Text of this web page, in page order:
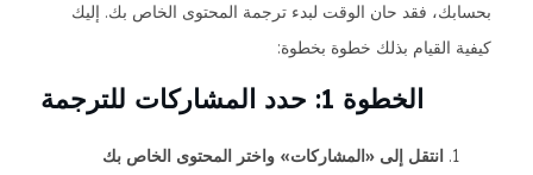
بحسابك، فقد حان الوقت لبدء ترجمة المحتوى الخاص بك. إليك
كيفية القيام بذلك خطوة بخطوة:
الخطوة 1: حدد المشاركات للترجمة
انتقل إلى «المشاركات» واختر المحتوى الخاص بك